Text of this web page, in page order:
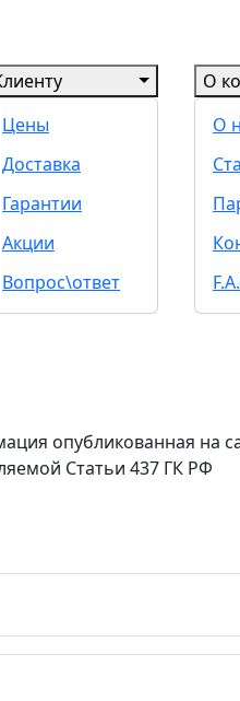
Цены
Доставка
Гарантии
Акции
Вопрос\ответ
О
О
опубликованная на
Статьи 437 ГК РФ